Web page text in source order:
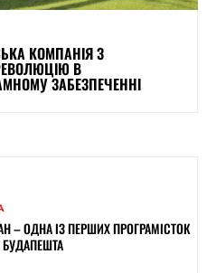
КОМПАНІЯ З
В
ЗАБЕЗПЕЧЕННІ
– ОДНА ІЗ ПЕРШИХ ПРОГРАМІСТОК